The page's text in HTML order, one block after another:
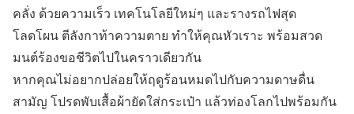
คลั่ง ด้วยความเร็ว เทคโนโลยีใหม่ๆ และรางรถไฟสุด
โลดโผน ตีลังกาท้าความตาย ทำให้คุณหัวเราะ พร้อมสวด
มนต์ร้องขอชีวิตไปในคราวเดียวกัน
หากคุณไม่อยากปล่อยให้ฤดูร้อนหมดไปกับความดาษดื่น
สามัญ โปรดพับเสื้อผ้ายัดใส่กระเป๋า แล้วท่องโลกไปพร้อมกัน